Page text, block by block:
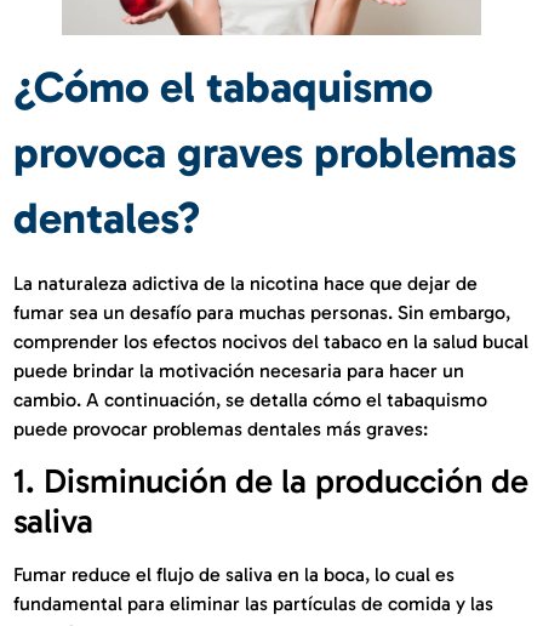
¿Cómo el tabaquismo
provoca graves problemas
dentales?
La naturaleza adictiva de la nicotina hace que dejar de
fumar sea un desafío para muchas personas. Sin embargo,
comprender los efectos nocivos del tabaco en la salud bucal
puede brindar la motivación necesaria para hacer un
cambio. A continuación, se detalla cómo el tabaquismo
puede provocar problemas dentales más graves:
1. Disminución de la producción de
saliva
Fumar reduce el flujo de saliva en la boca, lo cual es
fundamental para eliminar las partículas de comida y las